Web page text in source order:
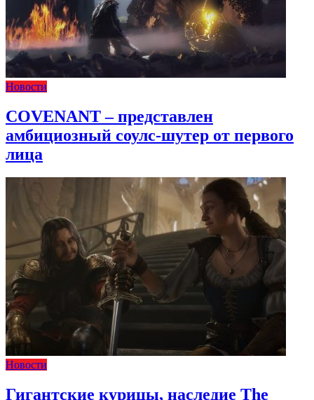
Новости
COVENANT – представлен
амбициозный соулс-шутер от первого
лица
Новости
Гигантские курицы, наследие The